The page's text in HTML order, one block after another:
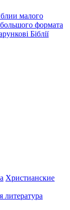
малого
формата
Біблії
Христианские
литература